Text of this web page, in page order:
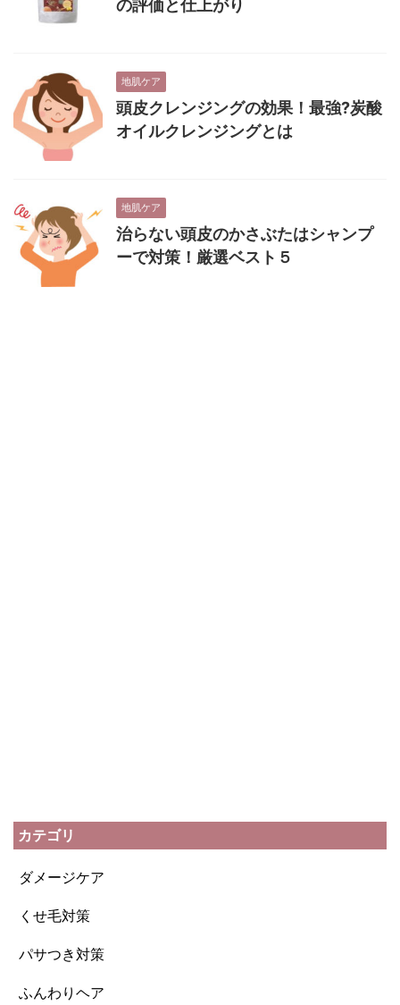
の評価と仕上がり
地肌ケア
頭皮クレンジングの効果！最強?炭酸
オイルクレンジングとは
地肌ケア
治らない頭皮のかさぶたはシャンプ
ーで対策！厳選ベスト５
カテゴリ
ダメージケア
くせ毛対策
パサつき対策
ふんわりヘア